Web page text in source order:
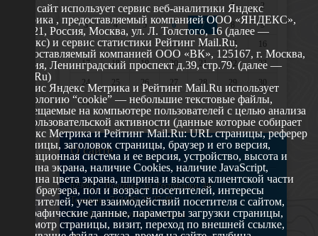
1
2
3
4 5 6 7 8
9
10
11 12 13 14 15
16
17
18 19 20 21 22
23
24
25 26 27 28 29
30
31
О сайте
629802 г. Ноябрьск, ул. Республики, 49
Телефон: +7 (3496) 35-37-49
E-mail: udsm@noyabrsk.yanao.ru
Этот сайт использует сервис веб-аналитики Яндекс
Метрика , предоставляемый компанией ООО «ЯНДЕКС»,
119021, Россия, Москва, ул. Л. Толстого, 16 (далее —
Яндекс) и сервис статистики Рейтинг Mail.Ru,
предоставляемый компанией ООО «ВК», 125167, г. Москва,
Россия, Ленинградский проспект д.39, стр.79. (далее —
Mail.Ru)
Сервис Яндекс Метрика и Рейтинг Mail.Ru использует
технологию “cookie” — небольшие текстовые файлы,
размещаемые на компьютере пользователей с целью анализа
их пользовательской активности (данные которые собирает
Яндекс Метрика и Рейтинг Mail.Ru: URL страницы, реферер
страницы, заголовок страницы, браузер и его версия,
операционная система и ее версия, устройство, высота и
ширина экрана, наличие Cookies, наличие JavaScript,
глубина цвета экрана, ширина и высота клиентской части
окна браузера, пол и возраст посетителей, интересы
посетителей, учет взаимодействий посетителя с сайтом,
географические данные, параметры загрузки страницы,
просмотр страницы, визит, переход по внешней ссылке,